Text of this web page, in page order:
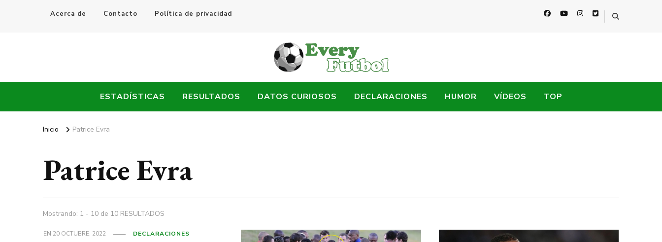
Acerca de Contacto Política de privacidad
Every Fútbol
ESTADÍSTICAS RESULTADOS DATOS CURIOSOS DECLARACIONES HUMOR VÍDEOS TOP
Inicio Patrice Evra
Patrice Evra
Mostrando: 1 - 10 de 10 RESULTADOS
EN 20 OCTUBRE, 2022 DECLARACIONES